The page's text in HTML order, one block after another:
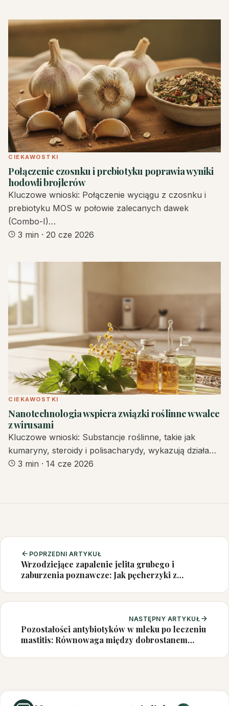
CIEKAWOSTKI
Połączenie czosnku i prebiotyku poprawia wyniki
hodowli brojlerów
Kluczowe wnioski: Połączenie wyciągu z czosnku i
prebiotyku MOS w połowie zalecanych dawek
(Combo-I)…
3 min · 20 cze 2026
CIEKAWOSTKI
Nanotechnologia wspiera związki roślinne w walce
z wirusami
Kluczowe wnioski: Substancje roślinne, takie jak
kumaryny, steroidy i polisacharydy, wykazują działa…
3 min · 14 cze 2026
POPRZEDNI ARTYKUŁ
Wrzodziejące zapalenie jelita grubego i
zaburzenia poznawcze: Jak pęcherzyki z
NASTĘPNY ARTYKUŁ
Pozostałości antybiotyków w mleku po leczeniu
mastitis: Równowaga między dobrostanem